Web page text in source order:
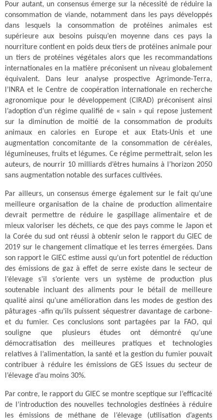
Pour autant, un consensus émerge sur la nécessité de réduire la
consommation de viande, notamment dans les pays développés
dans lesquels la consommation de protéines animales est
supérieure aux besoins puisqu’en moyenne dans ces pays la
nourriture contient en poids deux tiers de protéines animale pour
un tiers de protéines végétales alors que les recommandations
internationales en la matière préconisent un niveau globalement
équivalent.
Dans leur analyse prospective Agrimonde-Terra,
l’INRA et le Centre de coopération internationale en recherche
agronomique pour le développement (CIRAD) préconisent ainsi
l’adoption d’un régime qualifié de « sain » qui repose justement
sur la diminution de moitié de la consommation de produits
animaux en calories en Europe et aux Etats-Unis et une
augmentation concomitante de la consommation de céréales,
légumineuses, fruits et légumes. Ce régime permettrait, selon les
auteurs, de nourrir 10 milliards d’êtres humains à l’horizon 2050
sans augmentation notable des surfaces cultivées.
Par ailleurs, un consensus émerge également sur le fait qu’une
meilleure organisation de la chaine de production alimentaire
devrait permettre de réduire le gaspillage alimentaire et de
mieux valoriser les déchets, ce que des pays comme le Japon et
la Corée du sud ont réussi à obtenir selon le rapport du GIEC de
2019 sur le changement climatique et les terres émergées. Dans
son rapport le GIEC estime aussi qu’un fort potentiel de réduction
des émissions de gaz à effet de serre existe dans le secteur de
l’élevage s’il s’oriente vers un système de production plus
soutenable incluant des aliments pour le bétail de meilleure
qualité ainsi qu’une amélioration dans les modes de gestion des
pâturages -afin qu’ils puissent séquestrer davantage de carbone-
et du fumier. Ces conclusions sont partagées par la FAO, qui
souligne que plusieurs études ont démontré qu’une
démocratisation des meilleures pratiques et technologies
relatives à l’alimentation, la santé et la gestion du fumier pouvait
contribuer à réduire les émissions de GES issues du secteur de
l’élevage d’au moins 30%.
Par contre, le rapport du GIEC se montre sceptique sur l’efficacité
de l’introduction des nouvelles technologies destinées à réduire
les émissions de méthane de l’élevage (utilisation d’agents